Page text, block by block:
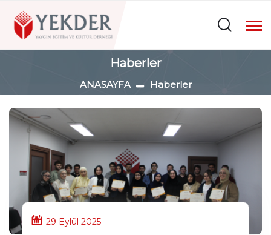
Haberler
ANASAYFA Haberler
29 Eylül 2025